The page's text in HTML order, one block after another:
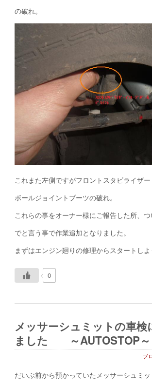
の破れ。
これまた左側ですがフロントスタビライザ
ボールジョイントブーツの破れ。
これらの事をオーナー様にご報告した所、
でと言う事で作業追加となりました。
まずはエンジン廻りの修理からスタートし
0
メッサーシュミットの車検
ました ～AUTOSTOP～
ブ
だいぶ前から預かっていたメッサーシュミッ